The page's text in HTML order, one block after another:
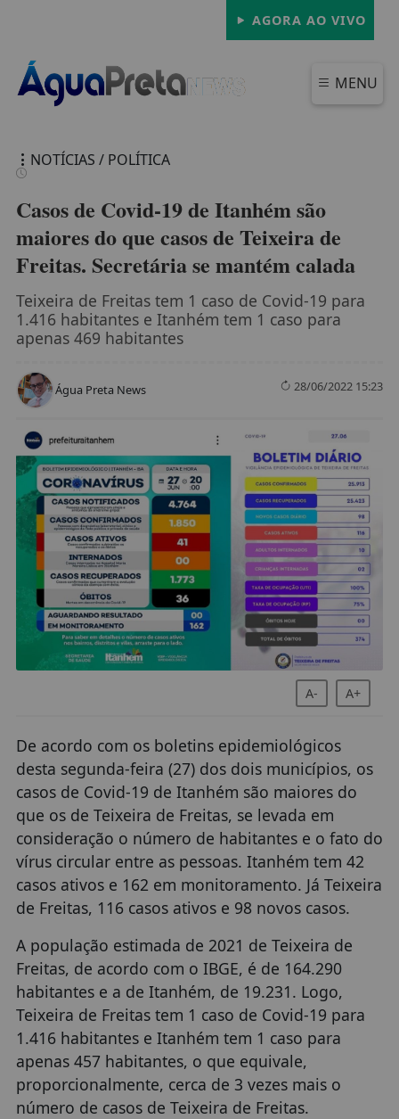
AGORA AO VIVO
MENU
FECHAR
NOTÍCIAS / POLÍTICA
Casos de Covid-19 de Itanhém são
maiores do que casos de Teixeira de
Freitas. Secretária se mantém calada
Teixeira de Freitas tem 1 caso de Covid-19 para
1.416 habitantes e Itanhém tem 1 caso para
apenas 469 habitantes
Água Preta News 28/06/2022 15:23
A- A+
De acordo com os boletins epidemiológicos
desta segunda-feira (27) dos dois municípios, os
casos de Covid-19 de Itanhém são maiores do
que os de Teixeira de Freitas, se levada em
consideração o número de habitantes e o fato do
vírus circular entre as pessoas. Itanhém tem 42
casos ativos e 162 em monitoramento. Já Teixeira
de Freitas, 116 casos ativos e 98 novos casos.
A população estimada de 2021 de Teixeira de
Freitas, de acordo com o IBGE, é de 164.290
habitantes e a de Itanhém, de 19.231. Logo,
Teixeira de Freitas tem 1 caso de Covid-19 para
1.416 habitantes e Itanhém tem 1 caso para
apenas 457 habitantes, o que equivale,
proporcionalmente, cerca de 3 vezes mais o
número de casos de Teixeira de Freitas.